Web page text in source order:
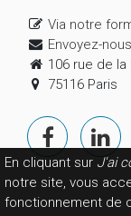
En cliquant sur J'ai
notre site, vous
fonctionnement de
Via notre
Envoyez-
106 rue de la
75116 Paris